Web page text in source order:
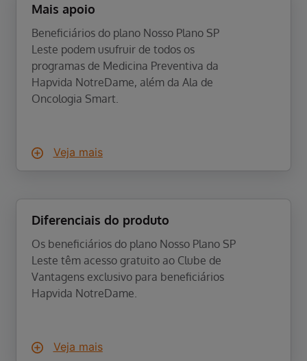
Mais apoio
Beneficiários do plano Nosso Plano SP
Leste podem usufruir de todos os
programas de Medicina Preventiva da
Hapvida NotreDame, além da Ala de
Oncologia Smart.
Veja mais
Diferenciais do produto
Os beneficiários do plano Nosso Plano SP
Leste têm acesso gratuito ao Clube de
Vantagens exclusivo para beneficiários
Hapvida NotreDame.
Veja mais